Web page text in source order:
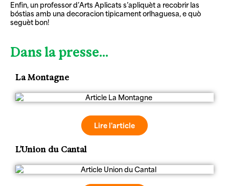
Enfin, un professor d’Arts Aplicats s’apliquèt a recobrir las
bóstias amb una decoracion tipicament orlhaguesa, e quò
seguèt bon!
Dans la presse...
La Montagne
Lire l'article
L'Union du Cantal